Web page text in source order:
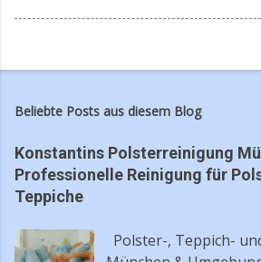
Beliebte Posts aus diesem Blog
Konstantins Polsterreinigung
Professionelle Reinigung für
Teppiche
Polster-, Teppich-